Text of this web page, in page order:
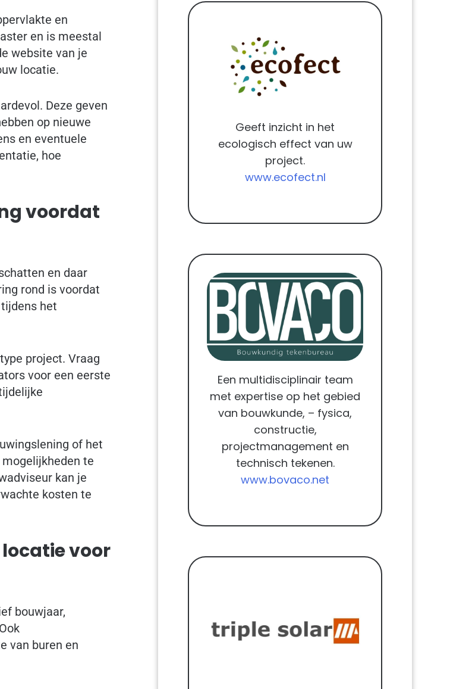
en
en is meestal
website van je
locatie.
Deze geven
op nieuwe
en eventuele
hoe
voordat
en daar
rond is voordat
het
project. Vraag
voor een eerste
of het
te
kan je
kosten te
voor
bouwjaar,
van buren en
Geeft inzicht in het
ecologisch effect van uw
project.
www.ecofect.nl
Een multidisciplinair team
met expertise op het gebied
van bouwkunde, – fysica,
constructie,
projectmanagement en
technisch tekenen.
www.bovaco.net